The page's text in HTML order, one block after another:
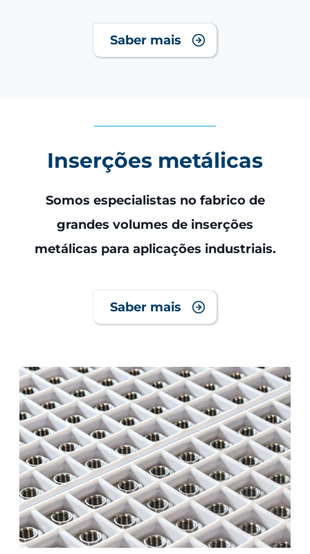
Saber mais
Inserções metálicas
Somos especialistas no fabrico de
grandes volumes de inserções
metálicas para aplicações industriais.
Saber mais